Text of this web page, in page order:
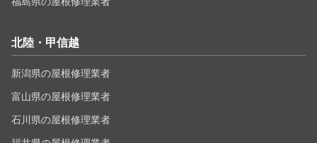
北陸・甲信越
新潟県の屋根修理業者
富山県の屋根修理業者
石川県の屋根修理業者